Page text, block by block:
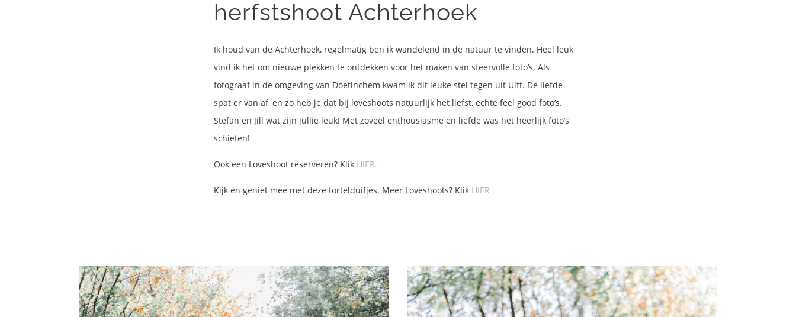
herfstshoot Achterhoek
Ik houd van de Achterhoek, regelmatig ben ik wandelend in de natuur te vinden. Heel leuk
vind ik het om nieuwe plekken te ontdekken voor het maken van sfeervolle foto’s. Als
fotograaf in de omgeving van Doetinchem kwam ik dit leuke stel tegen uit Ulft. De liefde
spat er van af, en zo heb je dat bij loveshoots natuurlijk het liefst, echte feel good foto’s.
Stefan en Jill wat zijn jullie leuk! Met zoveel enthousiasme en liefde was het heerlijk foto’s
schieten!
Ook een Loveshoot reserveren? Klik HIER.
Kijk en geniet mee met deze tortelduifjes. Meer Loveshoots? Klik HIER